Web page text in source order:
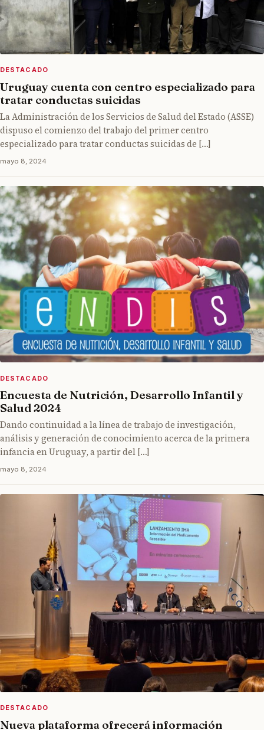
DESTACADO
Uruguay cuenta con centro especializado para
tratar conductas suicidas
La Administración de los Servicios de Salud del Estado (ASSE)
dispuso el comienzo del trabajo del primer centro
especializado para tratar conductas suicidas de […]
mayo 8, 2024
DESTACADO
Encuesta de Nutrición, Desarrollo Infantil y
Salud 2024
Dando continuidad a la línea de trabajo de investigación,
análisis y generación de conocimiento acerca de la primera
infancia en Uruguay, a partir del […]
mayo 8, 2024
DESTACADO
Nueva plataforma ofrecerá información